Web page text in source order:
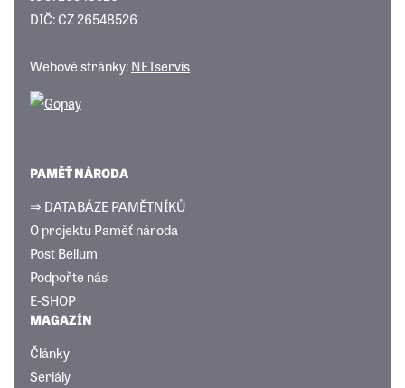
DIČ: CZ 26548526
Webové stránky:NETservis
PAMĚŤ NÁRODA
⇒ DATABÁZE PAMĚTNÍKŮ
O projektu Paměť národa
Post Bellum
Podpořte nás
E-SHOP
MAGAZÍN
Články
Seriály